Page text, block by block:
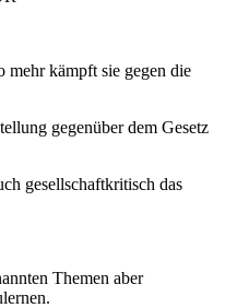
kämpft sie gegen die
gegenüber dem Gesetz
gesellschaftkritisch das
Themen aber